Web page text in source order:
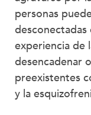
personas
desconectadas
experiencia de
desencadenar
preexistentes
y la